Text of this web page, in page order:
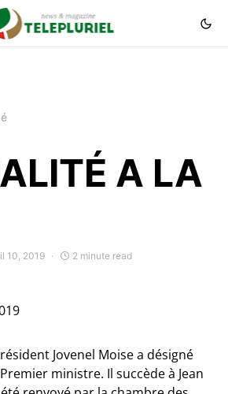
A LA
10, 2019 2 minute read
Jovenel Moise a désigné
ministre. Il succède à Jean